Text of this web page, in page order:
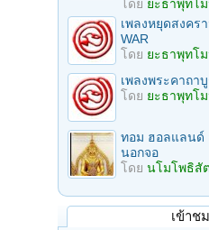
โดย ยะธาพุทโ
เพลงหยุดสงคร
WAR
โดย ยะธาพุทโ
เพลงพระคาถา
โดย ยะธาพุทโ
ทอม ฮอลแลนด์
นอกจอ
โดย นโมโพธิสั
เข้าช